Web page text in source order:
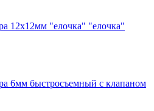
12х12мм "елочка" "елочка"
6мм быстросъемный с клапаном